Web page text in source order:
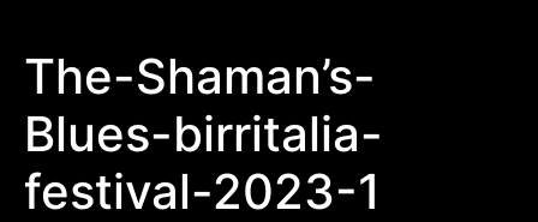
The-Shaman’s-
Blues-birritalia-
festival-2023-1